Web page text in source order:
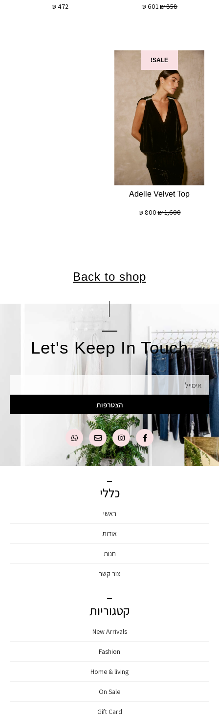
858
₪
601
₪
472
₪
SALE!
Adelle Velvet Top
1,600
₪
800
₪
Back to shop
Let's Keep In Touch
אימייל
הצטרפות
כללי
ראשי
אודות
חנות
צור קשר
קטגוריות
New Arrivals
Fashion
Home & living
On Sale
Gift Card